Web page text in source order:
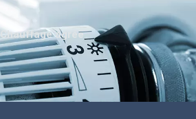
Chauffage agréé